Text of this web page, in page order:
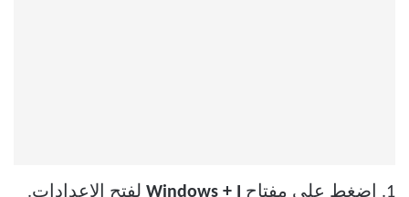
1. اضغط على مفتاح لفتح الإعدادات.